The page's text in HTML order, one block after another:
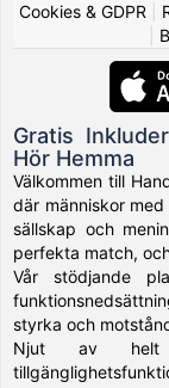
Cookies & GDPR
Gratis
Hör Hemma
Välkommen till
där människor
sällskap och
perfekta match,
Vår stödjande
styrka och
Njut av helt